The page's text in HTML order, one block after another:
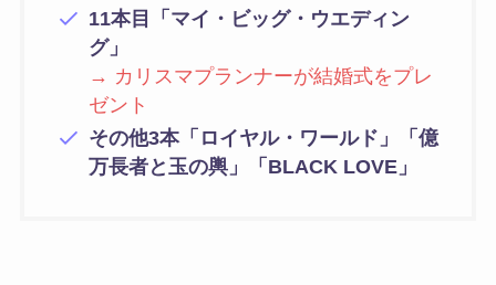
11本目「マイ・ビッグ・ウエディン
グ」
→ カリスマプランナーが結婚式をプレ
ゼント
その他3本「ロイヤル・ワールド」「億
万長者と玉の輿」「BLACK LOVE」